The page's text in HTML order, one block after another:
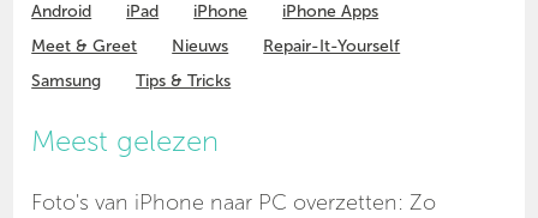
Android iPad iPhone
iPhone Apps
Meet & Greet
Nieuws
Repair-It-Yourself
Samsung
Tips & Tricks
Meest gelezen
Foto's van iPhone naar PC overzetten: Zo